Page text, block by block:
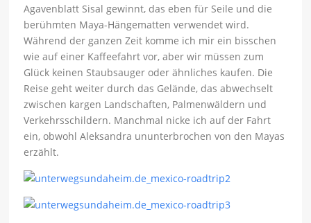
Agavenblatt Sisal gewinnt, das eben für Seile und die
berühmten Maya-Hängematten verwendet wird.
Während der ganzen Zeit komme ich mir ein bisschen
wie auf einer Kaffeefahrt vor, aber wir müssen zum
Glück keinen Staubsauger oder ähnliches kaufen. Die
Reise geht weiter durch das Gelände, das abwechselt
zwischen kargen Landschaften, Palmenwäldern und
Verkehrsschildern. Manchmal nicke ich auf der Fahrt
ein, obwohl Aleksandra ununterbrochen von den Mayas
erzählt.